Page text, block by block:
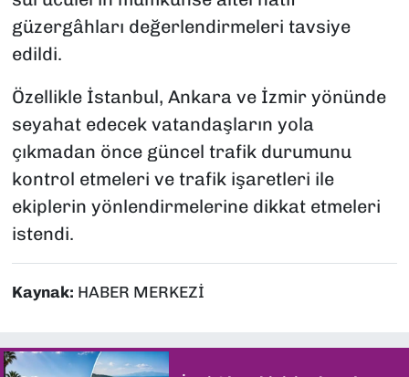
güzergâhları değerlendirmeleri tavsiye
edildi.
Özellikle İstanbul, Ankara ve İzmir yönünde
seyahat edecek vatandaşların yola
çıkmadan önce güncel trafik durumunu
kontrol etmeleri ve trafik işaretleri ile
ekiplerin yönlendirmelerine dikkat etmeleri
istendi.
Kaynak: HABER MERKEZİ